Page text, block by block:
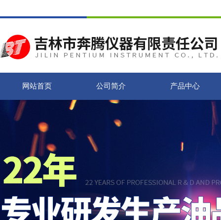
网站首页 公司简介 产品中心